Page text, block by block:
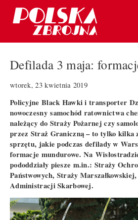
Defilada 3 maja:
wtorek, 23 kwietnia 2019
Policyjne Black Hawki i transporter
nowoczesnysamochód ratownictwa
należący do Straży Pożarnej czy
przez Straż Graniczną – to tylko kilka
sprzętu, jakie podczas defilady w
formacje mundurowe. Na
pododdziały piesze m.in.: Straży
Państwowych, Straży
Administracji Skarbowej.